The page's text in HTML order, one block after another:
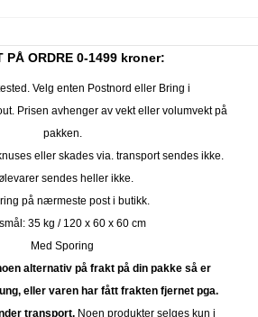
PÅ ORDRE 0-1499 kroner:
Velg enten Postnord eller Bring i
Prisen avhenger av vekt eller volumvekt på
pakken.
eller skades via. transport sendes ikke.
sendes heller ikke.
på nærmeste post i butikk.
35 kg / 120 x 60 x 60 cm
Med Sporing
alternativ på frakt på din pakke så er
eller varen har fått frakten fjernet pga.
transport.Noen produkter selges kun i